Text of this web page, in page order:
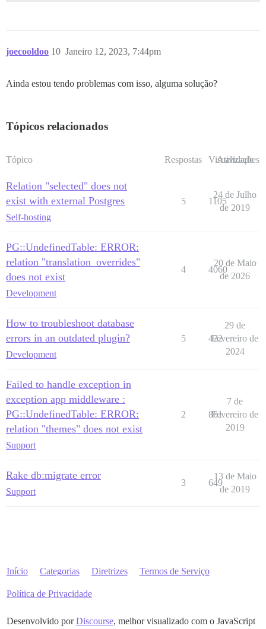
joecooldoo Janeiro 12, 2023, 7:44pm
10
Ainda estou tendo problemas com isso, alguma solução?
Tópicos relacionados
Tópico Respostas Visualizações
Atividade
Relation "selected" does not
exist with external Postgres
Self-hosting
5 1105
24 de Julho
de 2019
PG::UndefinedTable: ERROR:
relation "translation_overrides"
does not exist
Development
4 4060
20 de Maio
de 2026
How to troubleshoot database
errors in an outdated plugin?
Development
5 422
29 de
Fevereiro de
2024
Failed to handle exception in
exception app middleware :
PG::UndefinedTable: ERROR:
relation "themes" does not exist
Support
2 861
7 de
Fevereiro de
2019
Rake db:migrate error
Support
3 649
13 de Maio
de 2019
Início Categorias Diretrizes Termos de Serviço
Política de Privacidade
Desenvolvido porDiscourse, melhor visualizado com o JavaScript